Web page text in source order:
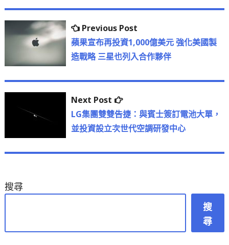
文
章
導
覽
Previous PostPrevious
post:
蘋果宣布再投資1,000億美元 強化美國製
造戰略 三星也列入合作夥伴
Next Post
Next
post:
LG集團雙雙告捷：與賓士簽訂電池大單，
並投資設立次世代空調研發中心
搜尋
搜
尋